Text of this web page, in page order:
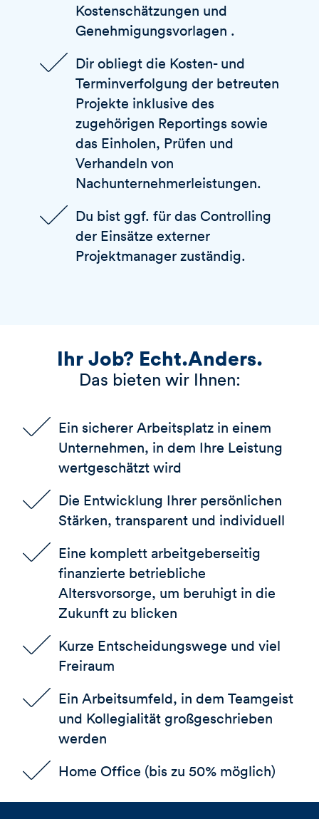
Kostenschätzungen und
Genehmigungsvorlagen .
Dir obliegt die Kosten- und
Terminverfolgung der betreuten
Projekte inklusive des
zugehörigen Reportings sowie
das Einholen, Prüfen und
Verhandeln von
Nachunternehmerleistungen.
Du bist ggf. für das Controlling
der Einsätze externer
Projektmanager zuständig.
Ihr Job? Echt.Anders.
Das bieten wir Ihnen:
Ein sicherer Arbeitsplatz in einem
Unternehmen, in dem Ihre Leistung
wertgeschätzt wird
Die Entwicklung Ihrer persönlichen
Stärken, transparent und individuell
Eine komplett arbeitgeberseitig
finanzierte betriebliche
Altersvorsorge, um beruhigt in die
Zukunft zu blicken
Kurze Entscheidungswege und viel
Freiraum
Ein Arbeitsumfeld, in dem Teamgeist
und Kollegialität großgeschrieben
werden
Home Office (bis zu 50% möglich)